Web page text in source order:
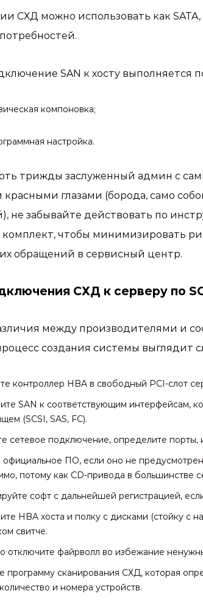
СХД можно использовать как
SAN к хосту выполняется
компоновка;
настройка.
трижды заслуженный админ с
красными глазами (борода, само
не забывайте действовать по
комплект, чтобы минимизировать
обращений в сервисный центр.
СХД к серверу по
между производителями и
создания системы выглядит
контроллер HBA в свободный PCI-слот
SAN к соответствующим интерфейсам,
(SCSI, SAS, FC).
сетевое подключение, определите порты,
официальное ПО, если оно не
потому как CD-привода в большинстве
софт с дальнейшей регистрацией,
HBA хоста и полку с дисками (стойку с
свитче.
отключите файрволл во избежание
программу сканирования СХД, которая
и номера устройств.